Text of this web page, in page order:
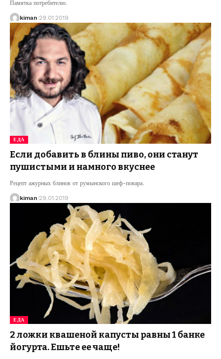
Памятка потребителю.
kiman 29.01.2019
ЕДА
Если добавить в блины пиво, они станут
пушистыми и намного вкуснее
Рецепт ажурных блинов от румынского шеф-повара.
kiman 29.01.2019
ЕДА
2 ложки квашеной капусты равны 1 банке
йогурта. Ешьте ее чаще!